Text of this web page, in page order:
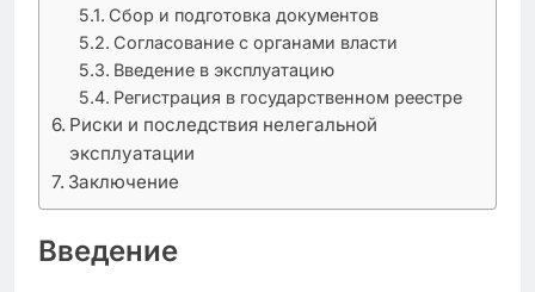
Сбор и подготовка документов
Согласование с органами власти
Введение в эксплуатацию
Регистрация в государственном реестре
Риски и последствия нелегальной
эксплуатации
Заключение
Введение